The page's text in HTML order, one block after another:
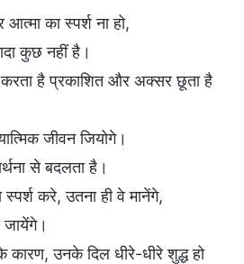
का स्पर्श ना हो,
कुछ नहीं है।
है प्रकाशित और अक्सर छूता है
जीवन जियोगे।
से बदलता है।
करे, उतना ही वे मानेंगे,
कारण, उनके दिल धीरे-धीरे शुद्ध हो